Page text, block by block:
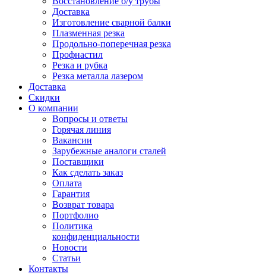
Доставка
Изготовление сварной балки
Плазменная резка
Продольно-поперечная резка
Профнастил
Резка и рубка
Резка металла лазером
Доставка
Скидки
О компании
Вопросы и ответы
Горячая линия
Вакансии
Зарубежные аналоги сталей
Поставщики
Как сделать заказ
Оплата
Гарантия
Возврат товара
Портфолио
Политика
конфиденциальности
Новости
Статьи
Контакты